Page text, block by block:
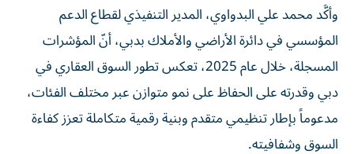
وأكَّد محمد علي البدواوي، المدير التنفيذي لقطاع الدعم
المؤسسي في دائرة الأراضي والأملاك بدبي، أنّ المؤشرات
المسجلة، خلال عام 2025، تعكس تطور السوق العقاري في
دبي وقدرته على الحفاظ على نمو متوازن عبر مختلف الفئات،
مدعوماً بإطار تنظيمي متقدم وبنية رقمية متكاملة تعزز كفاءة
السوق وشفافيته.